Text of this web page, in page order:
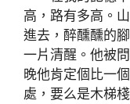
高，路有多高。
進去，醉醺醺的
一片清醒。他被
晚他肯定個比一
處，要么是木梯